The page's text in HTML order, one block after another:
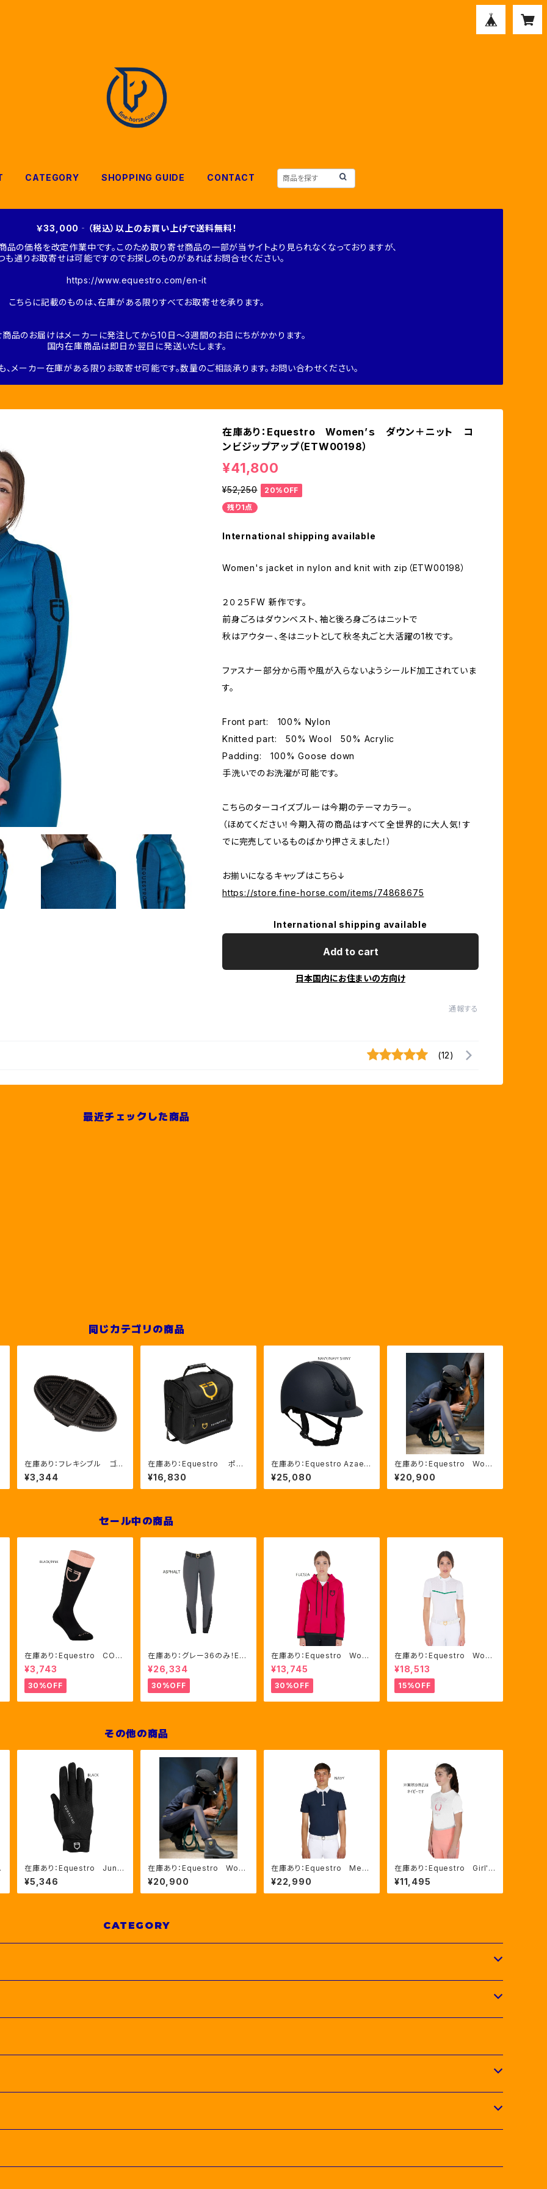
CATEGORY SHOPPING GUIDE CONTACT
￥33,000‐（税込）以上のお買い上げで送料無料！
の価格を改定作業中です。このため取り寄せ商品の一部が当サイトより見られなくなっておりますが、
も通りお取寄せは可能ですのでお探しのものがあればお問合せください。
https://www.equestro.com/en-it
こちらに記載のものは、在庫がある限りすべてお取寄せを承ります。
品のお届けはメーカーに発注してから10日～3週間のお日にちがかかります。
国内在庫商品は即日か翌日に発送いたします。
、メーカー在庫がある限りお取寄せ可能です。数量のご相談承ります。お問い合わせください。
在庫あり：Equestro Women’ｓ ダウン＋ニット コ
ンビジップアップ（ETW00198）
¥41,800
¥52,250
20%OFF
残り1点
International shipping available
Women's jacket in nylon and knit with zip（ETW00198）
２０２５FW 新作です。
前身ごろはダウンベスト、袖と後ろ身ごろはニットで
秋はアウター、冬はニットとして秋冬丸ごと大活躍の1枚です。
ファスナー部分から雨や風が入らないようシールド加工されていま
す。
Front part: 100% Nylon
Knitted part: 50% Wool 50% Acrylic
Padding: 100% Goose down
手洗いでのお洗濯が可能です。
こちらのターコイズブルーは今期のテーマカラー。
（ほめてください！今期入荷の商品はすべて全世界的に大人気！す
でに完売しているものばかり押さえました！）
お揃いになるキャップはこちら↓
https://store.fine-horse.com/items/74868675
International shipping available
Add to cart
日本国内にお住まいの方向け
通報する
(12)
最近チェックした商品
同じカテゴリの商品
在庫あり：フレキシブル ゴム
ブラシ（ETS00006）
¥3,344
在庫あり：Equestro ポケ
ットいっぱいグルーミングバッ
グ（ETS02013）
¥16,830
在庫あり：Equestro Azael
ユニセックスヘルメットNAVY/
NAVYSHINY XLサイズ（ET
U02011）
¥25,080
在庫あり：Equestro Wom
en’ｓ メッシュインサート
フルグリップレギンス（ETW0
0170）
¥20,900
セール中の商品
在庫あり：Equestro CON
TRASTING LOGO ソック
ス 2色（ETU00019）
¥3,743
30%OFF
在庫あり：グレー36のみ！Eq
uestro Women's Aria
キュロット FULLグリップ（E
T06750）
¥26,334
30%OFF
在庫あり：Equestro Wom
en's インターロックフロン
トジップ フーディ ピンク・
ブルー2色（ETW00046）
¥13,745
30%OFF
在庫あり：Equestro Wom
en's レース風競技用シャ
ツ Mサイズのみ（ETW002
21）
¥18,513
15%OFF
その他の商品
在庫あり：Equestro Junio
r ユニセックス グローブ2
色（ETK00003）
¥5,346
在庫あり：Equestro Wom
en’ｓ メッシュインサート
フルグリップレギンス（ETW0
0170）
¥20,900
在庫あり：Equestro Me
n's 半袖ジップアップ メッ
シュインサート競技用シャ
ツ 2色（ETM00308）
¥22,990
在庫あり：Equestro Girl's
馬蹄 Ｔシャツ（ETKA003
28）
¥11,495
CATEGORY